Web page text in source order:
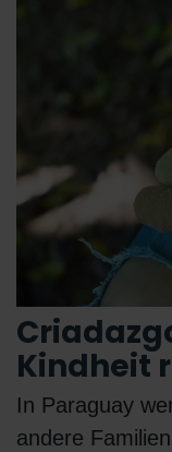
Kindheit
In Paraguay
andere